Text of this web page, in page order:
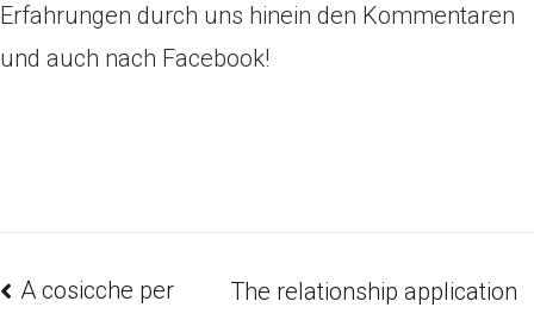
Erfahrungen durch uns hinein den Kommentaren
und auch nach Facebook!
A cosicche per
The relationship application